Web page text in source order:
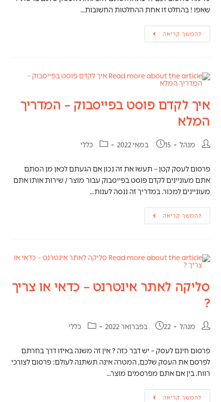
שאפו ! בהחלט זו אחת ההחלטות החשובות…
להמשך קריאה
איך לקדם פוסט בפייסבוק – המדריך
המלא
מנהל 15 במאי 2022 כללי
פרסום לעסק קטן – תעשו את זה נכון אם הגעתם לכאן מן הסתם
אתם מעוניינים לקדם פוסט בפייסבוק עבור מוצר / שירות אותו אתם
מעוניינים למכור. במדריך זה ננסה לענות…
להמשך קריאה
סליקה לאתר אינטרנט – כדאי או צריך
?
מנהל 22 בפברואר 2022 כללי
פרסום חינם לעסק – יש דבר כזה ? אין זה משנה באיזו דרך בחרתם
לפרסם את העסק שלכם, המטרה אינה תשתנה לעולם: פרסום לצורכי
רווח. בין אם אתם מפרסמים מוצר…
להמשך קריאה